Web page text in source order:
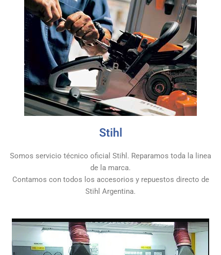
Stihl
Somos servicio técnico oficial Stihl. Reparamos toda la linea
Contamos con todos los accesorios y repuestos directo de
Stihl Argentina.